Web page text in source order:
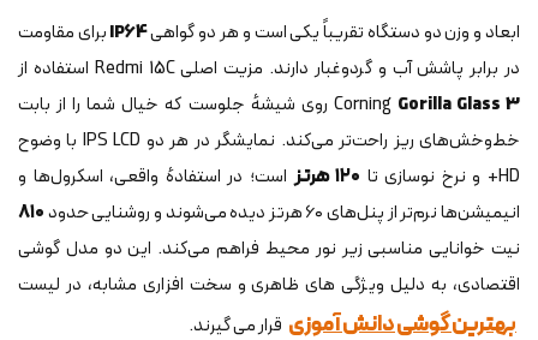
ابعاد و وزن دو دستگاه تقریباً یکی است و هر دو گواهیIP64برای مقاومت
در برابر پاشش آب و گردوغبار دارند. مزیت اصلی Redmi 15C استفاده از
Corning Gorilla Glass 3
روی شیشهٔ جلوست که خیال شما را از بابت
خط‌وخش‌های ریز راحت‌تر می‌کند. نمایشگر در هر دو IPS LCD با وضوح
HD+ و نرخ نوسازی تا
۱۲۰ هرتز
است؛ در استفادهٔ واقعی، اسکرول‌ها و
انیمیشن‌ها نرم‌تر از پنل‌های ۶۰ هرتز دیده می‌شوند و روشنایی حدود
۸۱۰
نیت خوانایی مناسبی زیر نور محیط فراهم می‌کند. این دو مدل گوشی
اقتصادی، به دلیل ویژگی های ظاهری و سخت افزاری مشابه، در لیست
بهترین گوشی دانش آموزی قرار می گیرند.